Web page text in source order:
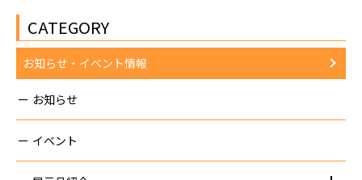
CATEGORY
お知らせ・イベント情報
お知らせ
イベント